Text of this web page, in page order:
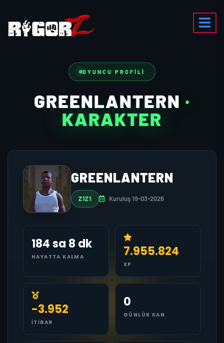
OYUNCU PROFILI
GREENLANTERN ·
KARAKTER
GREENLANTERN
Z1Z1 Kuruluş 19-03-2026
184 sa 8 dk
HAYATTA KALMA 7.955.824
XP
-3.952
İTIBAR
0
GÜNLÜK KAN